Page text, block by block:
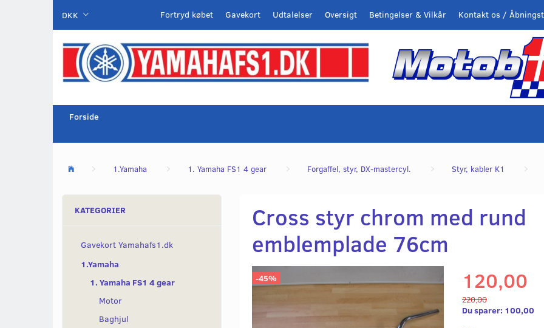
DKK Kontakt os /
Betingelser & Vilkår
Oversigt
Udtalelser
Gavekort
Fortryd købet
Forside
1.Yamaha 1. Yamaha FS1 4 gear Forgaffel, styr, DX-mastercyl. Styr, kabler K1
KATEGORIER
Gavekort Yamahafs1.dk
1.Yamaha
1. Yamaha FS1 4 gear
Motor
Baghjul
Cross styr chrom med rund
emblemplade 76cm
-45% 120,00
220,00
Du sparer: 100,00